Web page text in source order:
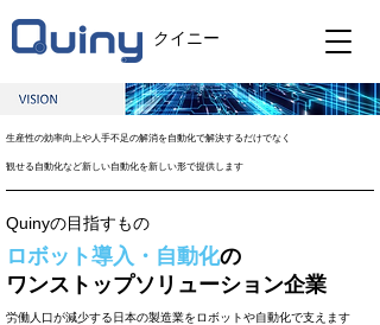
クイニー
生産性の効率向上や人手不足の解消を自動化で解決するだけでなく
観せる自動化など新しい自動化を新しい形で提供します
Quinyの目指すもの
ロボット導入・自動化の
ワンストップソリューション企業
労働人口が減少する日本の製造業をロボットや自動化で支えます